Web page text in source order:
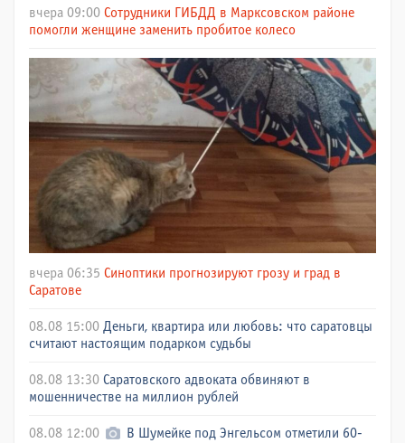
вчера 09:00 Сотрудники ГИБДД в Марксовском районе
помогли женщине заменить пробитое колесо
вчера 06:35 Синоптики прогнозируют грозу и град в
Саратове
08.08 15:00 Деньги, квартира или любовь: что саратовцы
считают настоящим подарком судьбы
08.08 13:30 Саратовского адвоката обвиняют в
мошенничестве на миллион рублей
08.08 12:00
В Шумейке под Энгельсом отметили 60-